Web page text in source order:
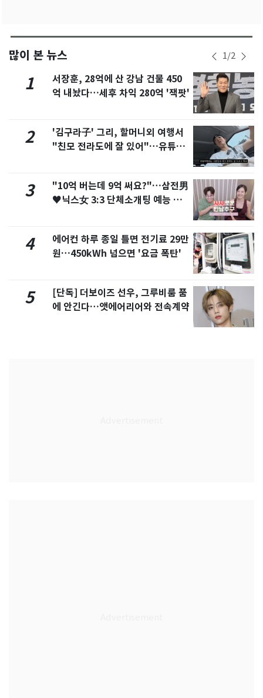
많이 본 뉴스 1/2
1
서장훈, 28억에 산 강남 건물 450
억 내놨다…세후 차익 280억 '잭팟'
2
'김구라子' 그리, 할머니외 여행서
"친모 전라도에 잘 있어"…유튜브
3
"10억 버는데 9억 써요?"…삼전男
♥닉스女 3:3 단체소개팅 예능 화
4
에어컨 하루 종일 틀면 전기료 29만
원…450kWh 넘으면 '요금 폭탄'
5
[단독] 더보이즈 선우, 그루비룸 품
에 안긴다…앳에어리어와 전속계약